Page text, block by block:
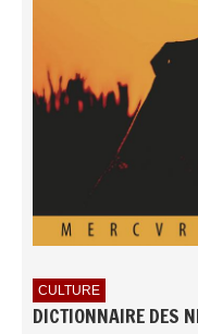
CULTURE
DICTIONNAIRE DES